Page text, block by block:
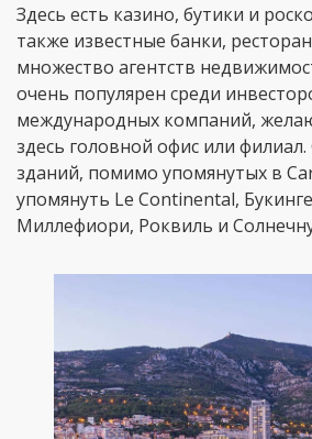
Здесь есть казино, бутики и
также известные банки,
множество агентств
очень популярен среди
международных компаний,
здесь головной офис или
зданий, помимо упомянутых в
упомянуть Le Continental,
Миллефиори, Роквиль и